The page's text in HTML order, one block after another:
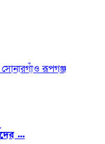
সোনারগাঁওরূপগঞ্জ
...